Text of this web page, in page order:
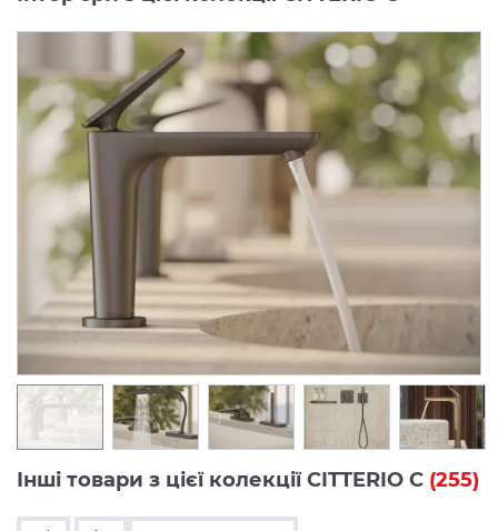
Інші товари з цієї колекції CITTERIO C (255)